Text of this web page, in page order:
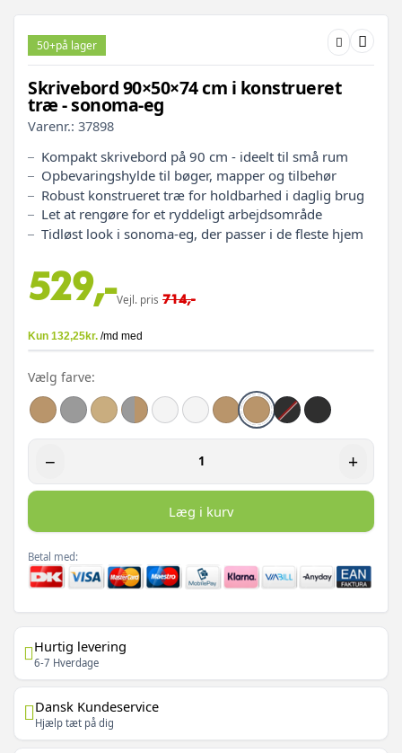
50+på lager
Skrivebord 90×50×74 cm i konstrueret
træ - sonoma-eg
Varenr.: 37898
Kompakt skrivebord på 90 cm - ideelt til små rum
Opbevaringshylde til bøger, mapper og tilbehør
Robust konstrueret træ for holdbarhed i daglig brug
Let at rengøre for et ryddeligt arbejdsområde
Tidløst look i sonoma-eg, der passer i de fleste hjem
529,-Vejl. pris 714,-
Vælg farve:
− +
Læg i kurv
Betal med:
Hurtig levering
6-7 Hverdage
Dansk Kundeservice
Hjælp tæt på dig